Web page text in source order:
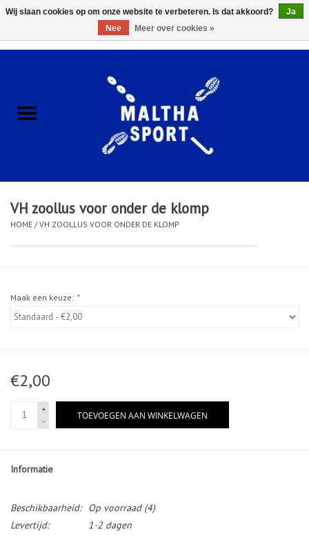
ACCESSOIRES/HARDWARE
KLEDING
CLUBSHOPS
Afspraak Loop Analyse
Merken
VH zoollus voor onder de klomp
HOME /VH ZOOLLUS VOOR ONDER DE KLOMP
Maak een keuze: *
€2,00
+
-
TOEVOEGEN AAN WINKELWAGEN
Informatie
Beschikbaarheid: Op voorraad(4)
Levertijd:
1-2 dagen
Wij slaan cookies op om onze website te verbeteren. Is dat akkoord?
Ja
Nee
Meer over cookies »